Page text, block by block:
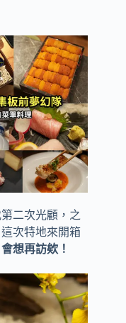
二次光顧，之
次特地來開箱
會想再訪欸！